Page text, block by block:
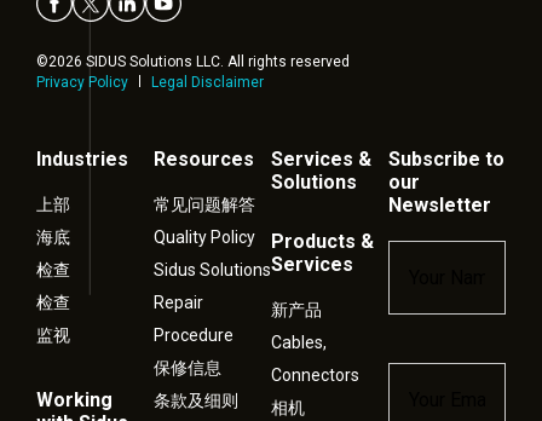
©2026 SIDUS Solutions LLC. All rights reserved
Privacy Policy
Legal Disclaimer
Industries
上部
海底
检查
检查
监视
Working
Resources
常见问题解答
Quality Policy
Sidus Solutions
Repair
Procedure
保修信息
条款及细则
Services &
Solutions
Products &
Services
新产品
Cables,
Connectors
相机
Subscribe to
our
Newsletter